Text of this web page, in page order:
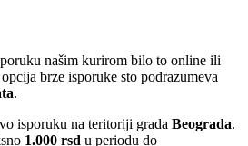
našim kurirom bilo to online ili
brze isporuke sto podrazumeva
.
isporuku na teritoriji grada Beograda.
1.000 rsd u periodu do